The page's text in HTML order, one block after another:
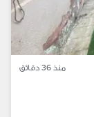
منذ 36 دقائق